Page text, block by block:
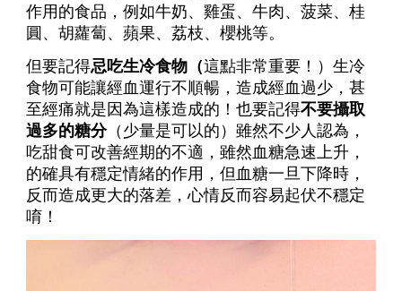
作用的食品，例如牛奶、雞蛋、牛肉、菠菜、桂
圓、胡蘿蔔、蘋果、荔枝、櫻桃等。
但要記得忌吃生冷食物（這點非常重要！）生冷
食物可能讓經血運行不順暢，造成經血過少，甚
至經痛就是因為這樣造成的！也要記得不要攝取
過多的糖分（少量是可以的）雖然不少人認為，
吃甜食可改善經期的不適，雖然血糖急速上升，
的確具有穩定情緒的作用，但血糖一旦下降時，
反而造成更大的落差，心情反而容易起伏不穩定
唷！